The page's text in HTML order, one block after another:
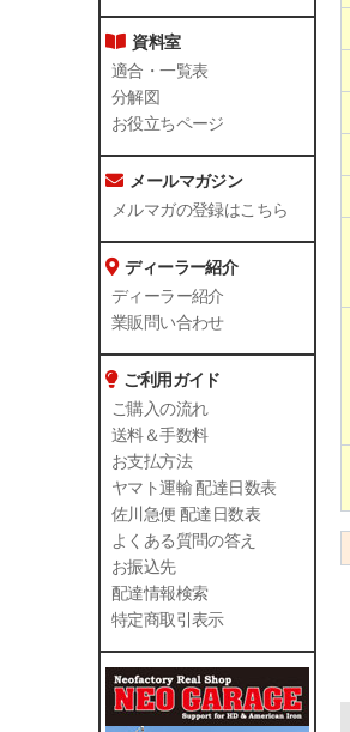
資料室
適合・一覧表
分解図
お役立ちページ
メールマガジン
メルマガの登録はこちら
ディーラー紹介
ディーラー紹介
業販問い合わせ
ご利用ガイド
ご購入の流れ
送料＆手数料
お支払方法
ヤマト運輸 配達日数表
佐川急便 配達日数表
よくある質問の答え
お振込先
配達情報検索
特定商取引表示